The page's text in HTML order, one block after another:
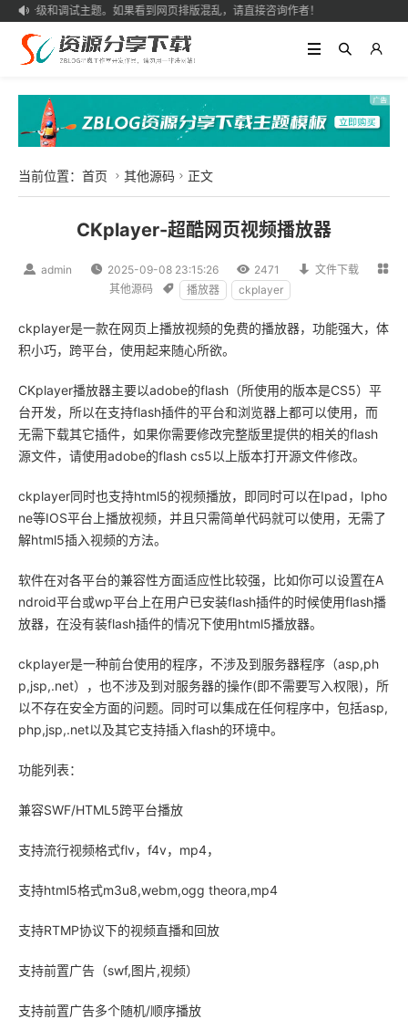

级和调试主题。如果看到网页排版混乱，请直接咨询作者！
当前位置： 首页  其他源码  正文
CKplayer-超酷网页视频播放器
 admin  2025-09-08 23:15:26  2471  文件下载 
其他源码  播放器 ckplayer
ckplayer是一款在网页上播放视频的免费的播放器，功能强大，体
积小巧，跨平台，使用起来随心所欲。
CKplayer播放器主要以adobe的flash（所使用的版本是CS5）平
台开发，所以在支持flash插件的平台和浏览器上都可以使用，而
无需下载其它插件，如果你需要修改完整版里提供的相关的flash
源文件，请使用adobe的flash cs5以上版本打开源文件修改。
ckplayer同时也支持html5的视频播放，即同时可以在Ipad，Ipho
ne等IOS平台上播放视频，并且只需简单代码就可以使用，无需了
解html5插入视频的方法。
软件在对各平台的兼容性方面适应性比较强，比如你可以设置在A
ndroid平台或wp平台上在用户已安装flash插件的时候使用flash播
放器，在没有装flash插件的情况下使用html5播放器。
ckplayer是一种前台使用的程序，不涉及到服务器程序（asp,ph
p,jsp,.net），也不涉及到对服务器的操作(即不需要写入权限)，所
以不存在安全方面的问题。同时可以集成在任何程序中，包括asp,
php,jsp,.net以及其它支持插入flash的环境中。
功能列表：
兼容SWF/HTML5跨平台播放
支持流行视频格式flv，f4v，mp4，
支持html5格式m3u8,webm,ogg theora,mp4
支持RTMP协议下的视频直播和回放
支持前置广告（swf,图片,视频）
支持前置广告多个随机/顺序播放